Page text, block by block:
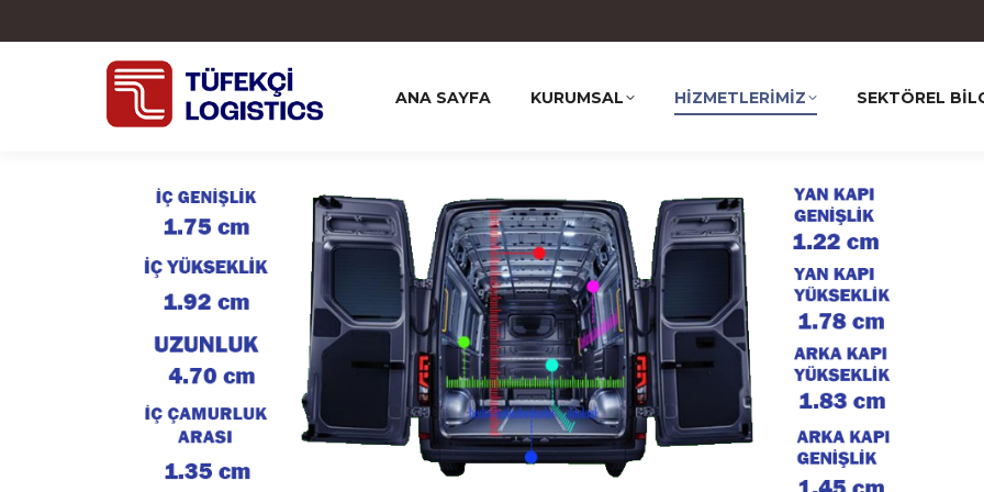
ANA SAYFA KURUMSAL HİZMETLERİMİZ SEKTÖREL